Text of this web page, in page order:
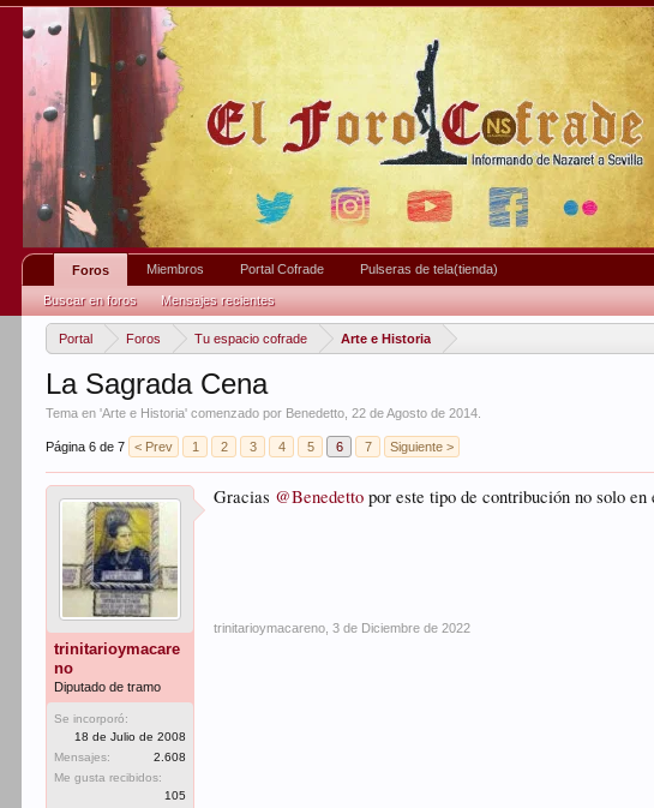
Portal Foros Tu espacio cofrade Arte e Historia
La Sagrada Cena
Tema en 'Arte e Historia' comenzado por Benedetto ,22 de Agosto de 2014
Página 6 de 7 < Prev 1 2 3 4 5 6 7 Siguiente >
trinitarioymacare
no
Diputado de tramo
Se incorporó:
18 de Julio de 2008
Mensajes:
2.608
Me gusta recibidos:
105
Gracias @Benedetto por este tipo de contribución no solo
trinitarioymacareno 3 de Diciembre de 2022
Foros
Buscar en foros Mensajes recientes
Miembros Portal Cofrade Pulseras de tela(tienda)